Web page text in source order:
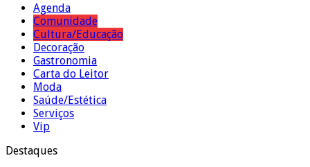
Agenda
Comunidade
Cultura/Educação
Decoração
Gastronomia
Carta do Leitor
Moda
Saúde/Estética
Serviços
Vip
Destaques